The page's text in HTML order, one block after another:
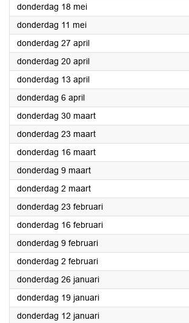
donderdag 18 mei2023
donderdag 11 mei2023
donderdag 27 april2023
donderdag 20 april2023
donderdag 13 april2023
donderdag 6 april2023
donderdag 30 maart2023
donderdag 23 maart2023
donderdag 16 maart2023
donderdag 9 maart2023
donderdag 2 maart2023
donderdag 23 februari2023
donderdag 16 februari2023
donderdag 9 februari2023
donderdag 2 februari2023
donderdag 26 januari2023
donderdag 19 januari2023
donderdag 12 januari2023